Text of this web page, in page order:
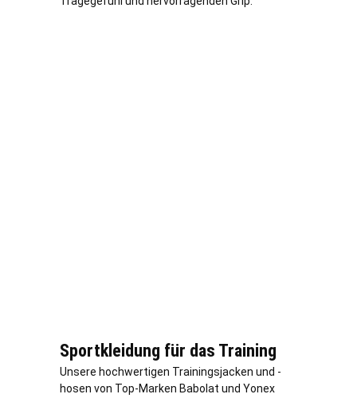
Sportkleidung für das Training
Unsere hochwertigen Trainingsjacken und -
hosen von Top-Marken Babolat und Yonex